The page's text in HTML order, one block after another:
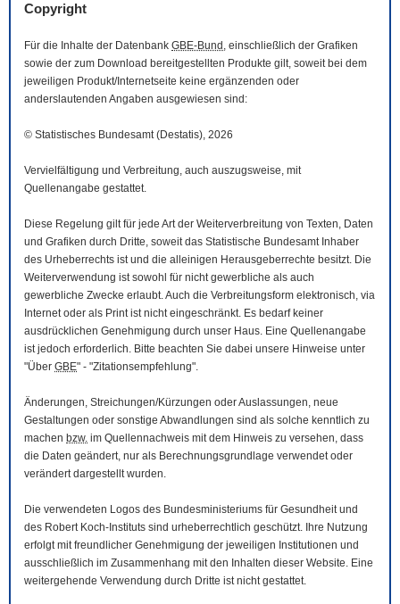
Copyright
Für die Inhalte der Datenbank GBE-Bund , einschließlich der Grafiken
sowie der zum Download bereitgestellten Produkte gilt, soweit bei dem
jeweiligen Produkt/Internetseite keine ergänzenden oder
anderslautenden Angaben ausgewiesen sind:
© Statistisches Bundesamt (Destatis), 2026
Vervielfältigung und Verbreitung, auch auszugsweise, mit
Quellenangabe gestattet.
Diese Regelung gilt für jede Art der Weiterverbreitung von Texten, Daten
und Grafiken durch Dritte, soweit das Statistische Bundesamt Inhaber
des Urheberrechts ist und die alleinigen Herausgeberrechte besitzt. Die
Weiterverwendung ist sowohl für nicht gewerbliche als auch
gewerbliche Zwecke erlaubt. Auch die Verbreitungsform elektronisch, via
Internet oder als Print ist nicht eingeschränkt. Es bedarf keiner
ausdrücklichen Genehmigung durch unser Haus. Eine Quellenangabe
ist jedoch erforderlich. Bitte beachten Sie dabei unsere Hinweise unter
"Über GBE" - "Zitationsempfehlung".
Änderungen, Streichungen/Kürzungen oder Auslassungen, neue
Gestaltungen oder sonstige Abwandlungen sind als solche kenntlich zu
machen bzw. im Quellennachweis mit dem Hinweis zu versehen, dass
die Daten geändert, nur als Berechnungsgrundlage verwendet oder
verändert dargestellt wurden.
Die verwendeten Logos des Bundesministeriums für Gesundheit und
des Robert Koch-Instituts sind urheberrechtlich geschützt. Ihre Nutzung
erfolgt mit freundlicher Genehmigung der jeweiligen Institutionen und
ausschließlich im Zusammenhang mit den Inhalten dieser Website. Eine
weitergehende Verwendung durch Dritte ist nicht gestattet.